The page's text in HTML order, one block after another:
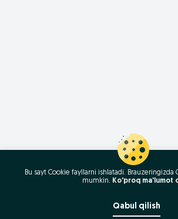
Bu sayt Cookie fayllarni ishlatadi. Brauzeringizda
mumkin. Ko'proq ma'lumot
Qabul qilish